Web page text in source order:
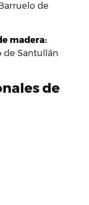
de
madera:
de Santullán
de